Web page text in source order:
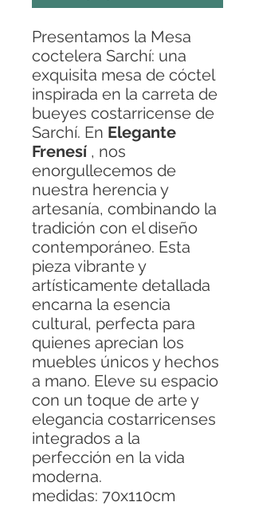
Presentamos la Mesa
coctelera Sarchí: una
exquisita mesa de cóctel
inspirada en la carreta de
bueyes costarricense de
Sarchí. En Elegante
Frenesí , nos
enorgullecemos de
nuestra herencia y
artesanía, combinando la
tradición con el diseño
contemporáneo. Esta
pieza vibrante y
artísticamente detallada
encarna la esencia
cultural, perfecta para
quienes aprecian los
muebles únicos y hechos
a mano. Eleve su espacio
con un toque de arte y
elegancia costarricenses
integrados a la
perfección en la vida
moderna.
medidas: 70x110cm